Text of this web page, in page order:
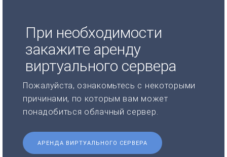
При необходимости
закажите аренду
виртуального сервера
Пожалуйста, ознакомьтесь с некоторыми
причинами, по которым вам может
понадобиться облачный сервер.
АРЕНДА ВИРТУАЛЬНОГО СЕРВЕРА